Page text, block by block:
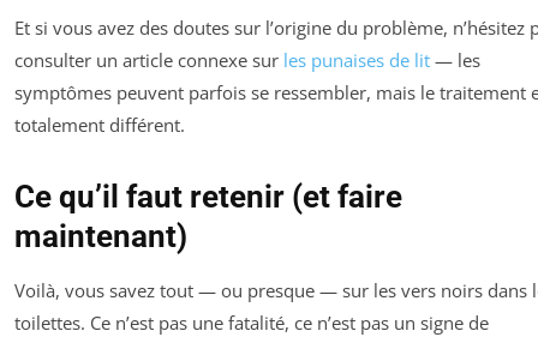
Et si vous avez des doutes sur l’origine du problème, n’hésitez
consulter un article connexe sur les punaises de lit — les
symptômes peuvent parfois se ressembler, mais le traitement
totalement différent.
Ce qu’il faut retenir (et faire
maintenant)
Voilà, vous savez tout — ou presque — sur les vers noirs dans
toilettes. Ce n’est pas une fatalité, ce n’est pas un signe de